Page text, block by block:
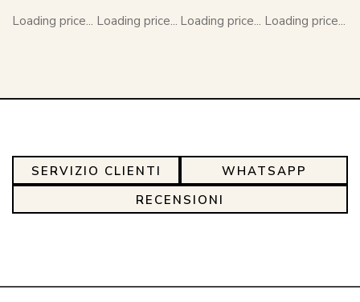
Loading price... Loading price... Loading price... Loading price...
SERVIZIO CLIENTI
WHATSAPP
RECENSIONI